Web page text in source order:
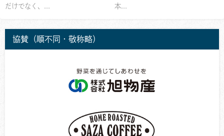
だけでなく、...
本...
協賛（順不同・敬称略）